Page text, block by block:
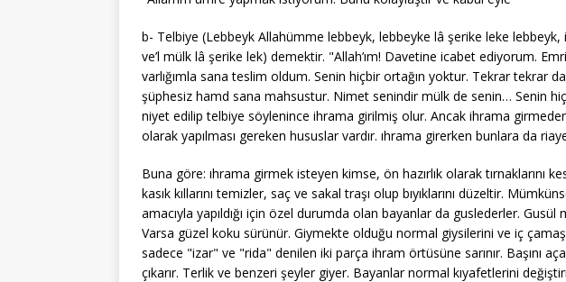
b- Telbiye (Lebbeyk Allahümme lebbeyk, lebbeyke lâ şerike leke lebbeyk,
ve’l mülk lâ şerike lek) demektir. "Allah’ım! Davetine icabet ediyorum.
varlığımla sana teslim oldum. Senin hiçbir ortağın yoktur. Tekrar tekrar
şüphesiz hamd sana mahsustur. Nimet senindir mülk de senin… Senin
niyet edilip telbiye söylenince ihrama girilmiş olur. Ancak ihrama
olarak yapılması gereken hususlar vardır. ıhrama girerken bunlara da
Buna göre: ıhrama girmek isteyen kimse, ön hazırlık olarak tırnaklarını
kasık kıllarını temizler, saç ve sakal traşı olup bıyıklarını düzeltir.
amacıyla yapıldığı için özel durumda olan bayanlar da guslederler. Gusül
Varsa güzel koku sürünür. Giymekte olduğu normal giysilerini ve iç
sadece "izar" ve "rida" denilen iki parça ihram örtüsüne sarınır. Başını
çıkarır. Terlik ve benzeri şeyler giyer. Bayanlar normal kıyafetlerini